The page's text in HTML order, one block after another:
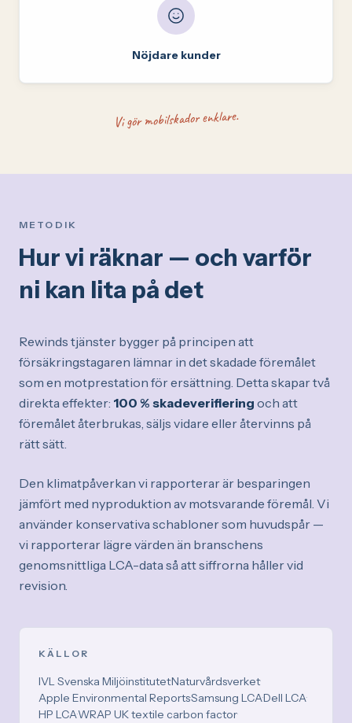
Nöjdare kunder
Vi gör mobilskador enklare.
METODIK
Hur vi räknar — och varför
ni kan lita på det
Rewinds tjänster bygger på principen att
försäkringstagaren lämnar in det skadade föremålet
som en motprestation för ersättning. Detta skapar två
direkta effekter: 100 % skadeverifiering och att
föremålet återbrukas, säljs vidare eller återvinns på
rätt sätt.
Den klimatpåverkan vi rapporterar är besparingen
jämfört med nyproduktion av motsvarande föremål. Vi
använder konservativa schabloner som huvudspår —
vi rapporterar lägre värden än branschens
genomsnittliga LCA-data så att siffrorna håller vid
revision.
KÄLLOR
IVL Svenska Miljöinstitutet·Naturvårdsverket·
Apple Environmental Reports·Samsung LCA·Dell LCA·
HP LCA·WRAP UK textile carbon factor·